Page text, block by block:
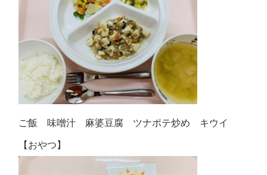
ご飯 味噌汁 麻婆豆腐 ツナポテ炒め キウイ
【おやつ】